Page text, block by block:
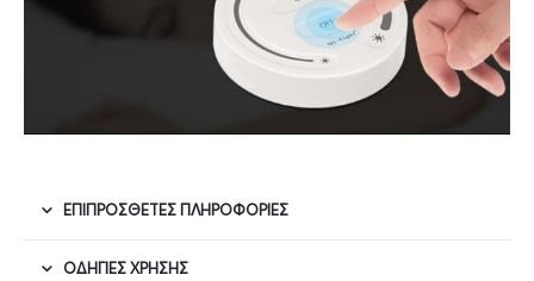
ΕΠΙΠΡΌΣΘΕΤΕΣ ΠΛΗΡΟΦΟΡΊΕΣ
ΟΔΗΓΊΕΣ ΧΡΉΣΗΣ